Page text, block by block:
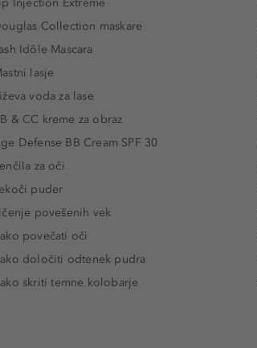
Collection maskare
Idôle Mascara
lasje
voda za lase
& CC kreme za obraz
Defense BB Cream SPF 30
za oči
puder
povešenih vek
povečati oči
določiti odtenek pudra
skriti temne kolobarje